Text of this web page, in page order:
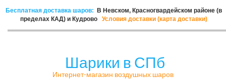
Бесплатная доставка шаров:
В Невском, Красногвардейском районе (в
пределах КАД) и Кудрово
Условия доставки (карта доставки)
Шарики в СПб
Интернет-магазин воздушных шаров